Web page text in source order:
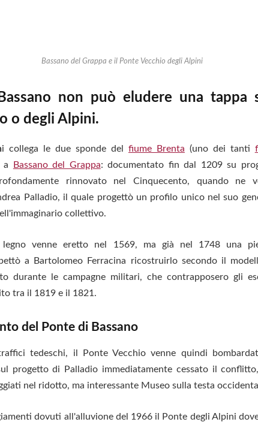
Bassano del Grappa e il Ponte Vecchio degli Alpini
Bassano non può eludere una tappa
o degli Alpini.
i collega le due sponde del fiume Brenta (uno dei tanti
a
Bassano del Grappa: documentato fin dal 1209 su
rinnovato nel Cinquecento, quando ne
Palladio, il quale progettò un profilo unico nel suo
collettivo.
venne eretto nel 1569, ma già nel 1748 una
a Bartolomeo Ferracina ricostruirlo secondo il
durante le campagne militari, che contrapposero gli
tra il 1819 e il 1821.
del Ponte di Bassano
tedeschi, il PonteVecchio venne quindi
progettodi Palladio immediatamente cessato il
nel ridotto, ma interessante Museo sulla testa
dovuti all'alluvione del 1966 il Ponte degli Alpini